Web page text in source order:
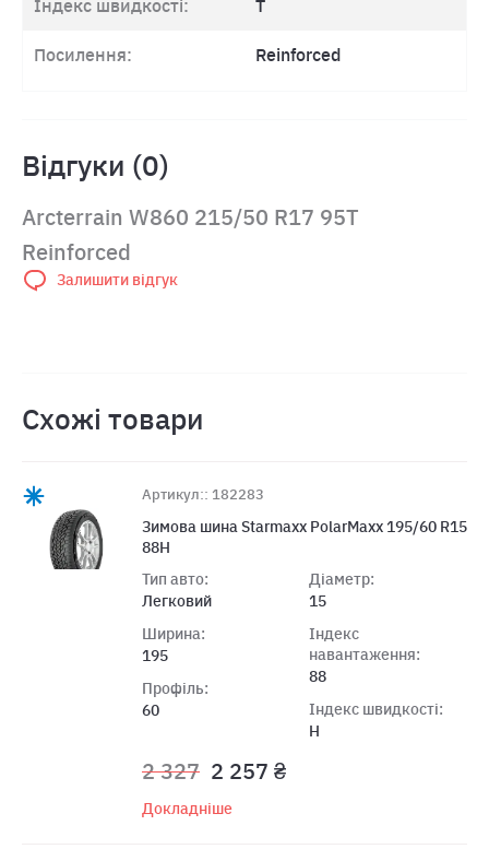
Індекс швидкості: T
Посилення: Reinforced
Відгуки (0)
Arcterrain W860 215/50 R17 95T
Reinforced
Залишити відгук
Схожі товари
Артикул:: 182283
Зимова шина Starmaxx PolarMaxx 195/60 R15
88H
Тип авто:
Легковий
Ширина:
195
Профіль:
60
Діаметр:
15
Індекс
навантаження:
88
Індекс швидкості:
H
2 327 2 257 ₴
Докладніше